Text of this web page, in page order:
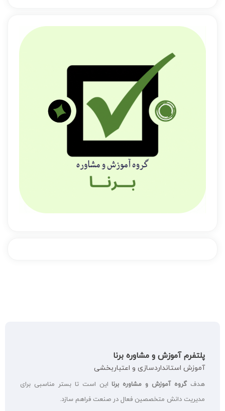
پلتفرم آموزش و مشاوره برنا
آموزش استانداردسازی و اعتباربخشی
هدفگروه آموزش و مشاوره برنا این است تا بستر مناسبی برای
مدیریت دانش متخصصین فعال در صنعت فراهم سازد.